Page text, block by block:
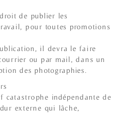
de publier les
pour toutes promotions
il devra le faire
ou par mail, dans un
des photographies.
catastrophe indépendante de
externe qui lâche,